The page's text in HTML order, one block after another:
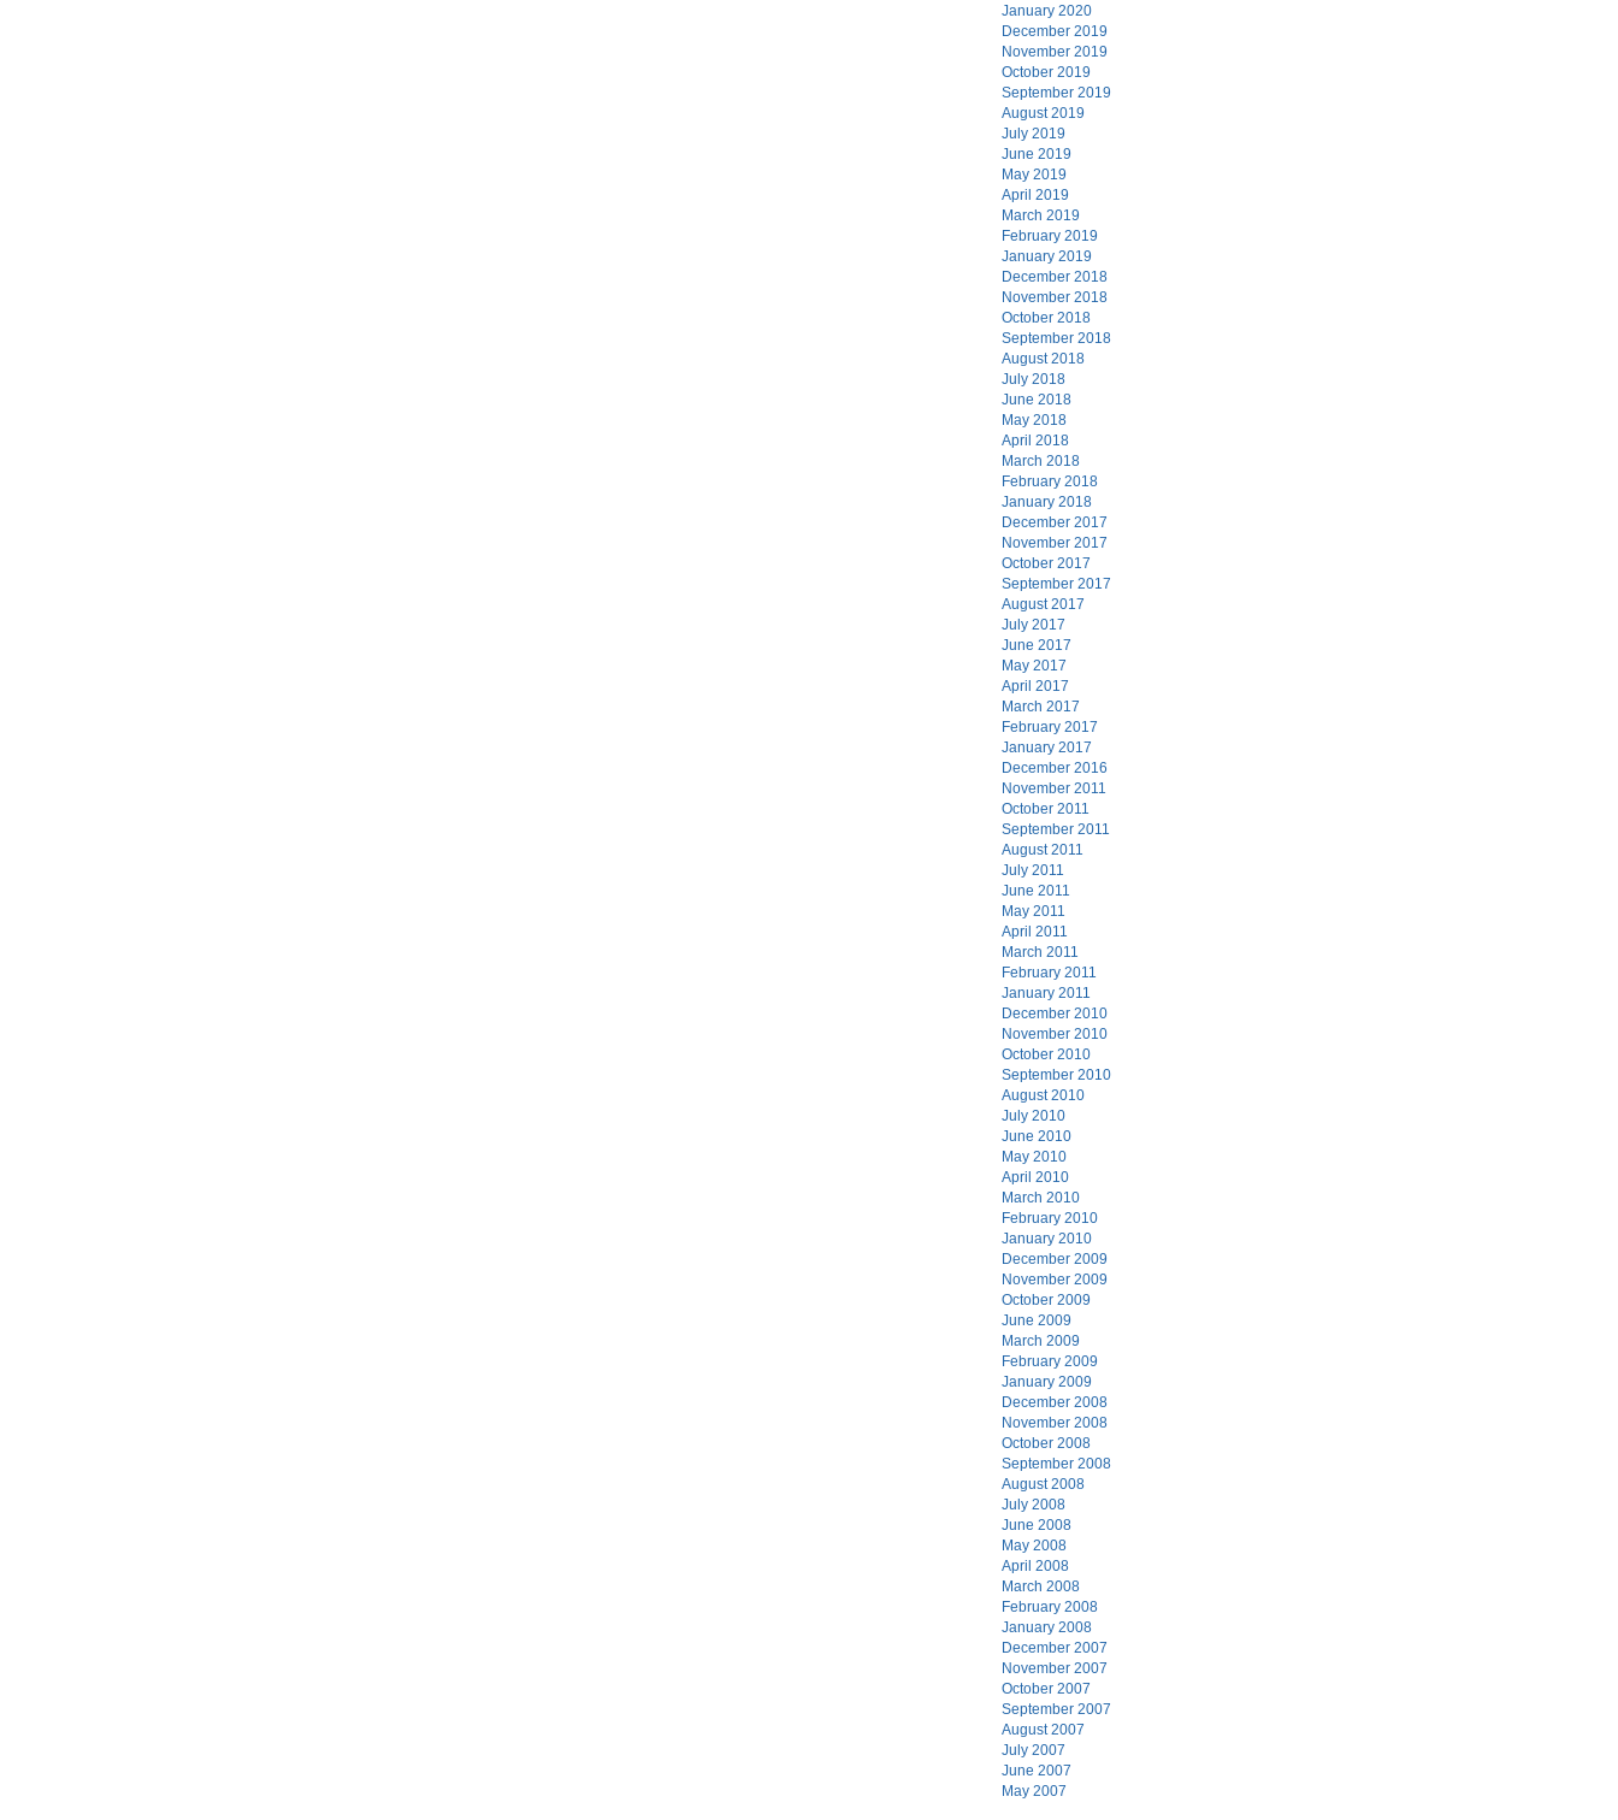
January 2020
December 2019
November 2019
October 2019
September 2019
August 2019
July 2019
June 2019
May 2019
April 2019
March 2019
February 2019
January 2019
December 2018
November 2018
October 2018
September 2018
August 2018
July 2018
June 2018
May 2018
April 2018
March 2018
February 2018
January 2018
December 2017
November 2017
October 2017
September 2017
August 2017
July 2017
June 2017
May 2017
April 2017
March 2017
February 2017
January 2017
December 2016
November 2011
October 2011
September 2011
August 2011
July 2011
June 2011
May 2011
April 2011
March 2011
February 2011
January 2011
December 2010
November 2010
October 2010
September 2010
August 2010
July 2010
June 2010
May 2010
April 2010
March 2010
February 2010
January 2010
December 2009
November 2009
October 2009
June 2009
March 2009
February 2009
January 2009
December 2008
November 2008
October 2008
September 2008
August 2008
July 2008
June 2008
May 2008
April 2008
March 2008
February 2008
January 2008
December 2007
November 2007
October 2007
September 2007
August 2007
July 2007
June 2007
May 2007